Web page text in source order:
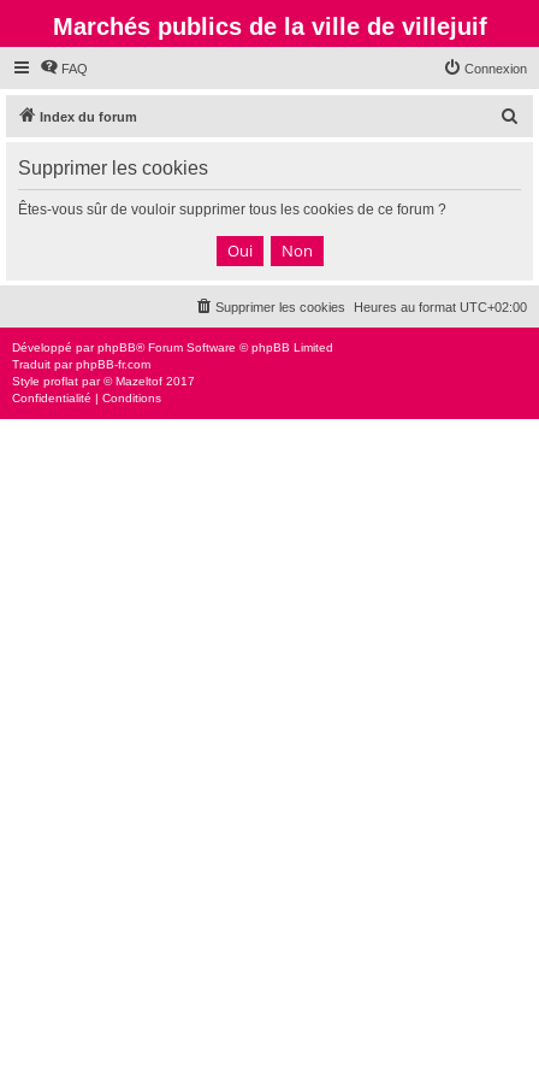
Marchés publics de la ville de villejuif
FAQ Connexion
Index du forum
c
Supprimer les cookies
Êtes-vous sûr de vouloir supprimer tous les cookies de ce forum ?
Heures au format UTC+02:00
Supprimer les cookies
Développé parphpBB® Forum Software © phpBB Limited
Traduit parphpBB-fr.com
Style proflat par ©Mazeltof 2017
Confidentialité | Conditions